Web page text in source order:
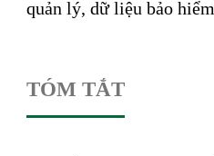
quản lý, dữ liệu bảo hiểm
TÓM TẮT